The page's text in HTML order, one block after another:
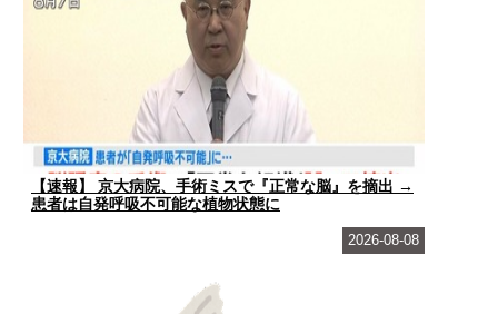
【速報】 京大病院、手術ミスで『正常な脳』を摘出 →
患者は自発呼吸不可能な植物状態に
2026-08-08